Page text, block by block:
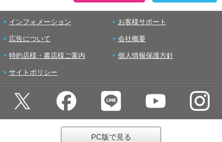
インフォメーション お客様サポート
広告について 会社概要
特約店様・書店様ご案内 個人情報保護方針
サイトポリシー
PC版で見る